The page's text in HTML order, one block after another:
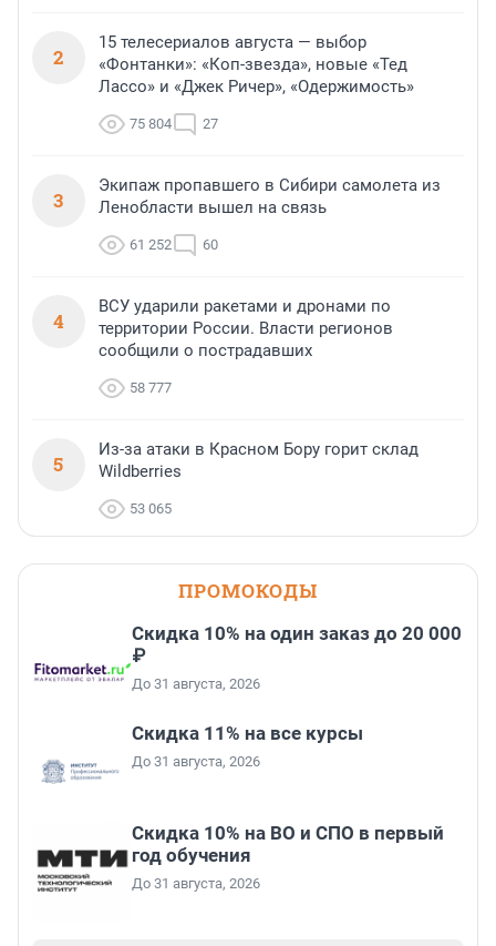
2
15 телесериалов августа — выбор
«Фонтанки»: «Коп-звезда», новые «Тед
Лассо» и «Джек Ричер», «Одержимость»
75 804 27
3
Экипаж пропавшего в Сибири самолета из
Ленобласти вышел на связь
61 252 60
4
ВСУ ударили ракетами и дронами по
территории России. Власти регионов
сообщили о пострадавших
58 777
5
Из-за атаки в Красном Бору горит склад
Wildberries
53 065
ПРОМОКОДЫ
Скидка 10% на один заказ до 20 000
₽
До 31 августа, 2026
Скидка 11% на все курсы
До 31 августа, 2026
Скидка 10% на ВО и СПО в первый
год обучения
До 31 августа, 2026